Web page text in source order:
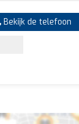
Bekijk de telefoon